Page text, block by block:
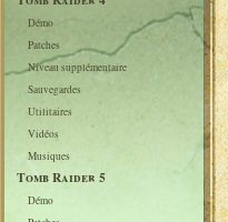
Démo
Patches
Niveau supplémentaire
Sauvegardes
Utilitaires
Vidéos
Musiques
Tomb Raider 5
Démo